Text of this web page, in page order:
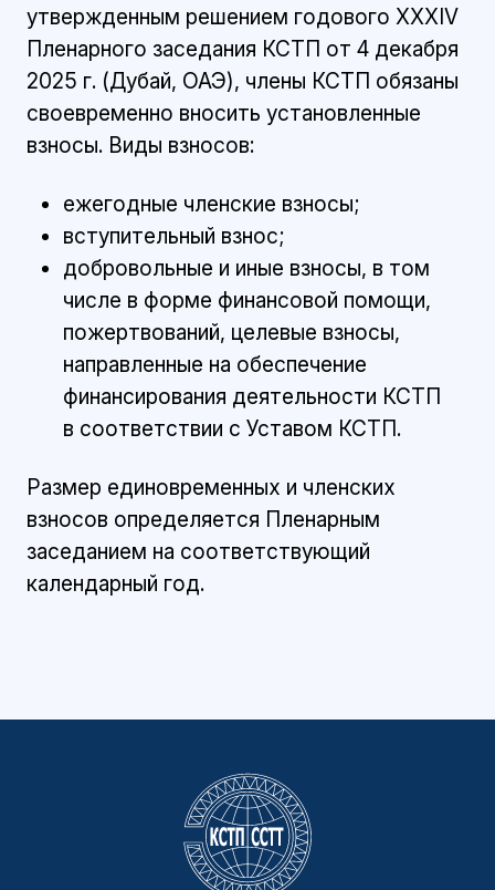
утвержденным решением годового XXXIV
Пленарного заседания КСТП от 4 декабря
2025 г. (Дубай, ОАЭ), члены КСТП обязаны
своевременно вносить установленные
взносы. Виды взносов:
ежегодные членские взносы;
вступительный взнос;
добровольные и иные взносы, в том
числе в форме финансовой помощи,
пожертвований, целевые взносы,
направленные на обеспечение
финансирования деятельности КСТП
в соответствии с Уставом КСТП.
Размер единовременных и членских
взносов определяется Пленарным
заседанием на соответствующий
календарный год.